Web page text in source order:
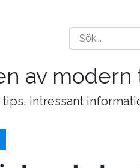
av modern
intressant